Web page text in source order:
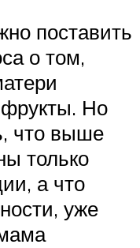
поставить
о том,
Но
что выше
только
а что
уже